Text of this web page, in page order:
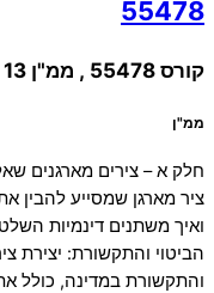
55478
קורס 55478 , ממ"ן 13 , ציון 80
ממ"ן
חלק א – צירים מארגנים
ציר מארגן שמסייע להבין
ואיך משתנים דינמיות
הביטוי והתקשורת: יצירת
והתקשורת במדינה, כולל